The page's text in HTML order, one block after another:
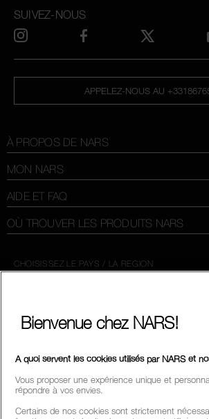
APPELEZ-NOUS AU
À PROPOS DE NARS
MON NARS
AIDE ET FAQ
OÙ TROUVER LES PRODUITS NARS
SUIVEZ-NOUS
CHOISISSEZ LE PAYS / LA REGION
Bienvenue chez NARS!
A quoi servent les cookies utilisés par NARS et
Vous proposer une expérience unique et
répondre à vos envies.
Certains de nos cookies sont strictement